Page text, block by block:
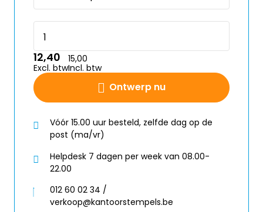
Ontwerp nu
12,40
Excl. btw
15,00
Incl. btw
Vóór 15.00 uur besteld, zelfde dag op de
post (ma/vr)
Helpdesk 7 dagen per week van 08.00-
22.00
012 60 02 34 /
verkoop@kantoorstempels.be